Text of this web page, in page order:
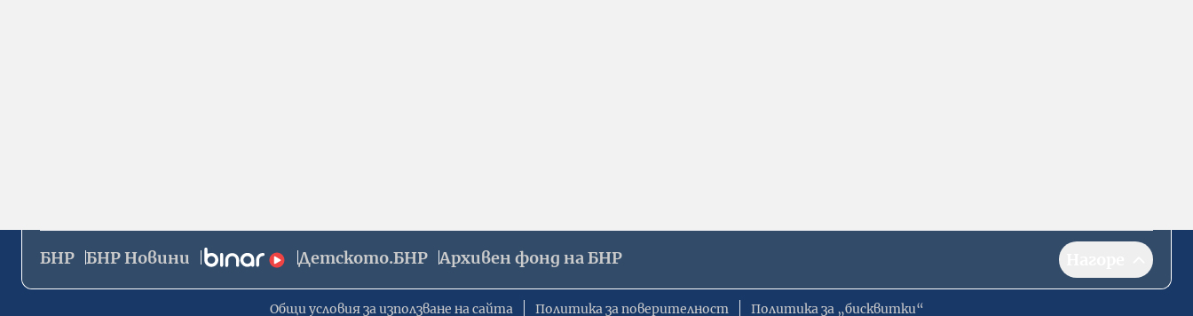
БНР БНР Новини Детското.БНР Архивен фонд на БНР
Общи условия за използване на сайта Политика за поверителност Политика за „бисквитки“